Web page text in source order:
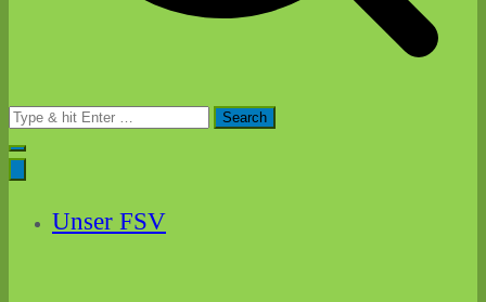
Search
for:
Unser FSV